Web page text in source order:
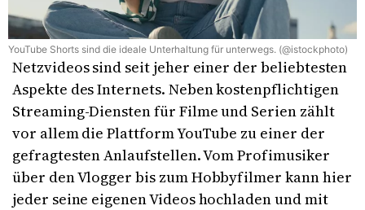
YouTube Shorts sind die ideale Unterhaltung für unterwegs. (@istockphoto)
Netzvideos sind seit jeher einer der beliebtesten
Aspekte des Internets. Neben kostenpflichtigen
Streaming-Diensten für Filme und Serien zählt
vor allem die Plattform YouTube zu einer der
gefragtesten Anlaufstellen. Vom Profimusiker
über den Vlogger bis zum Hobbyfilmer kann hier
jeder seine eigenen Videos hochladen und mit